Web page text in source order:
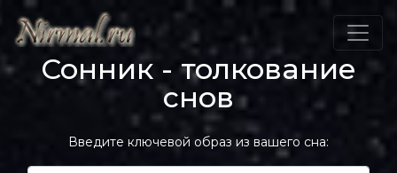
Сонник - толкование
снов
Введите ключевой образ из вашего сна: